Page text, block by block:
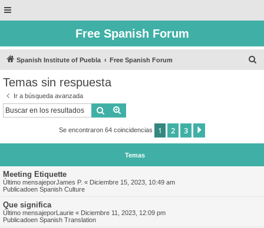
Free Spanish Forum
Spanish Institute of Puebla Free Spanish Forum
Temas sin respuesta
Ir a búsqueda avanzada
Buscar
Se encontraron 64 coincidencias 1 2 3
Temas
Meeting Etiquette
Último mensajeporJames P. « Diciembre 15, 2023, 10:49 am
Publicadoen Spanish Culture
Que significa
Último mensajeporLaurie « Diciembre 11, 2023, 12:09 pm
Publicadoen Spanish Translation